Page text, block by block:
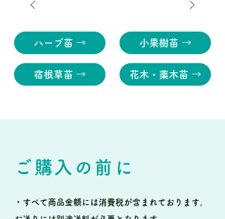
ハーブ苗 →
宿根草苗 →
小果樹苗 →
花木・薬木苗 →
ご購入の前に
・すべて商品金額には消費税が含まれております。